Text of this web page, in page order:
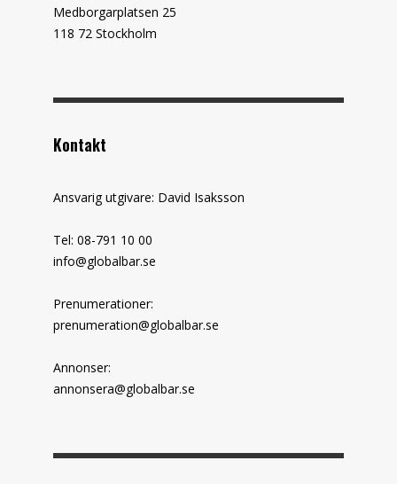
Medborgarplatsen 25
118 72 Stockholm
Kontakt
Ansvarig utgivare: David Isaksson
Tel: 08-791 10 00
info@globalbar.se
Prenumerationer:
prenumeration@globalbar.se
Annonser:
annonsera@globalbar.se